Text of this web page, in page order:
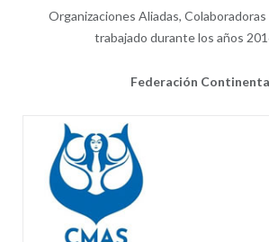
Organizaciones Aliadas,
trabajado durante los años
Federación